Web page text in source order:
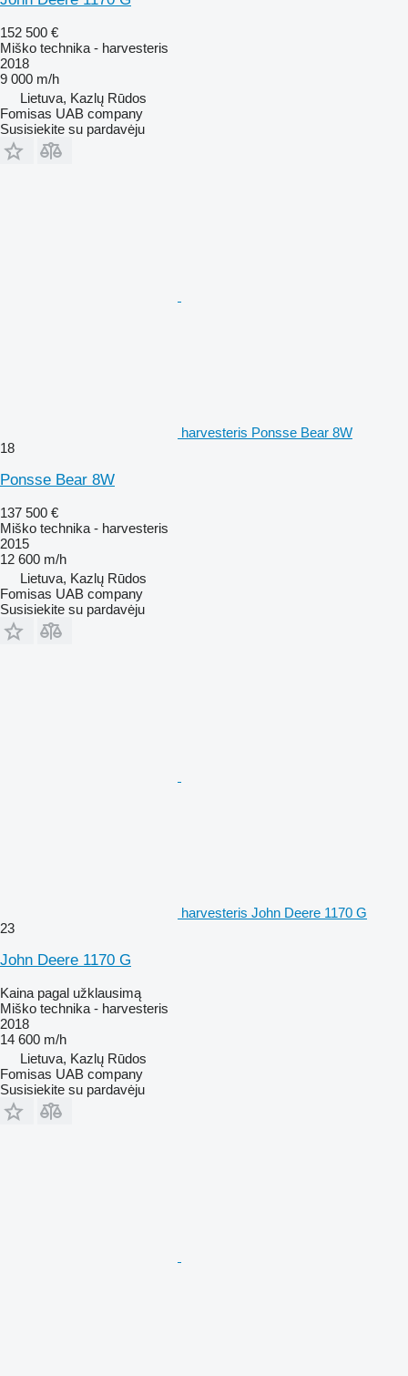
152 500 €
Miško technika - harvesteris
2018
9 000 m/h
Lietuva, Kazlų Rūdos
Fomisas UAB company
Susisiekite su pardavėju
harvesteris Ponsse Bear 8W
18
Ponsse Bear 8W
137 500 €
Miško technika - harvesteris
2015
12 600 m/h
Lietuva, Kazlų Rūdos
Fomisas UAB company
Susisiekite su pardavėju
harvesteris John Deere 1170 G
23
John Deere 1170 G
Kaina pagal užklausimą
Miško technika - harvesteris
2018
14 600 m/h
Lietuva, Kazlų Rūdos
Fomisas UAB company
Susisiekite su pardavėju